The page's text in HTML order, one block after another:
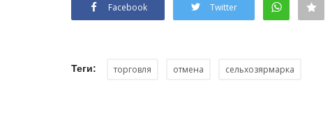
Facebook Twitter
Теги: торговля отмена сельхозярмарка